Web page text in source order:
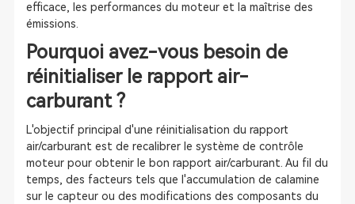
efficace, les performances du moteur et la maîtrise des
émissions.
Pourquoi avez-vous besoin de
réinitialiser le rapport air-
carburant ?
L'objectif principal d'une réinitialisation du rapport
air/carburant est de recalibrer le système de contrôle
moteur pour obtenir le bon rapport air/carburant. Au fil du
temps, des facteurs tels que l'accumulation de calamine
sur le capteur ou des modifications des composants du